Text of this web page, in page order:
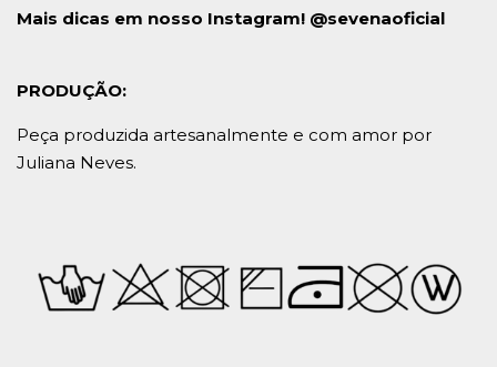
Mais dicas em nosso Instagram! @sevenaoficial
PRODUÇÃO:
Peça produzida artesanalmente e com amor por
Juliana Neves.